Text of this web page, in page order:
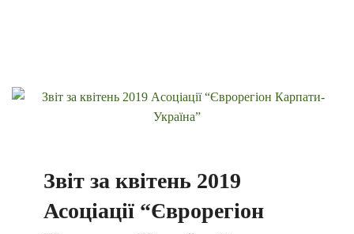
Звіт за квітень 2019
Асоціації “Єврорегіон